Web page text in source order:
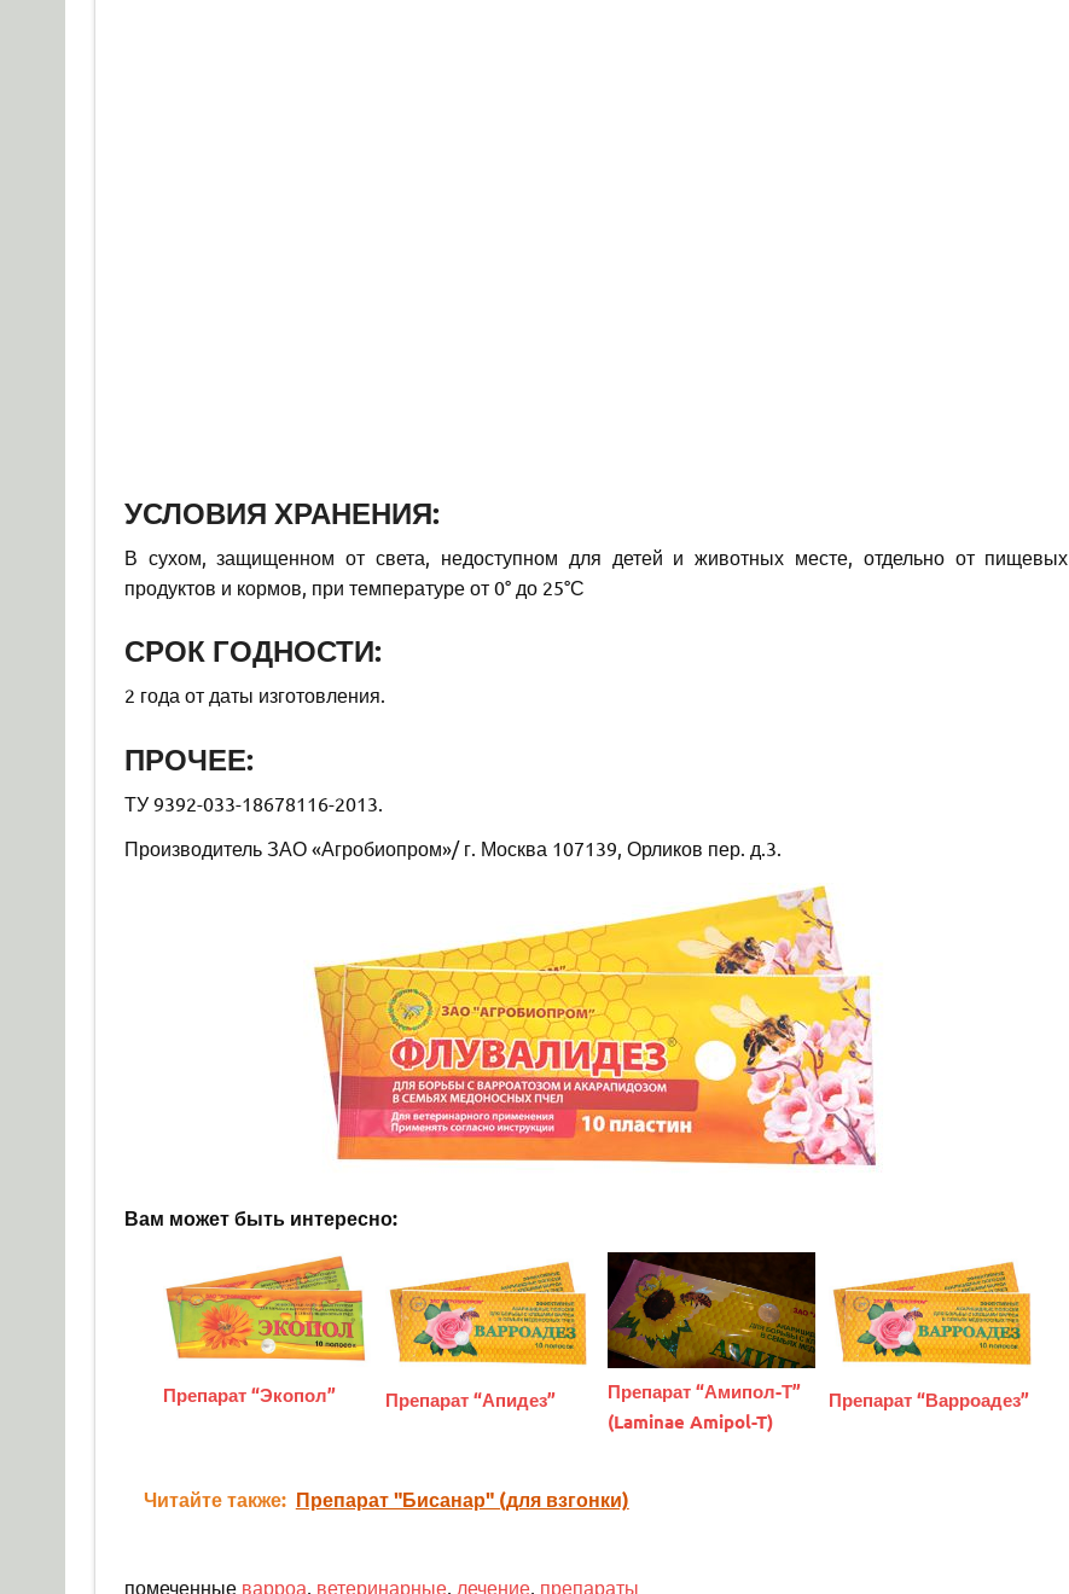
УСЛОВИЯ ХРАНЕНИЯ:
В сухом, защищенном от света, недоступном для детей и животных месте, отдельно от пищевых
продуктов и кормов, при температуре от 0° до 25°С
СРОК ГОДНОСТИ:
2 года от даты изготовления.
ПРОЧЕЕ:
ТУ 9392-033-18678116-2013.
Производитель ЗАО «Агробиопром»/ г. Москва 107139, Орликов пер. д.3.
Вам может быть интересно:
Препарат “Экопол” Препарат “Апидез”
Препарат “Амипол-Т”
(Laminae Amipol-T)
Препарат “Варроадез”
Читайте также: Препарат "Бисанар" (для взгонки)
помеченные варроа ветеринарные, лечение, препараты